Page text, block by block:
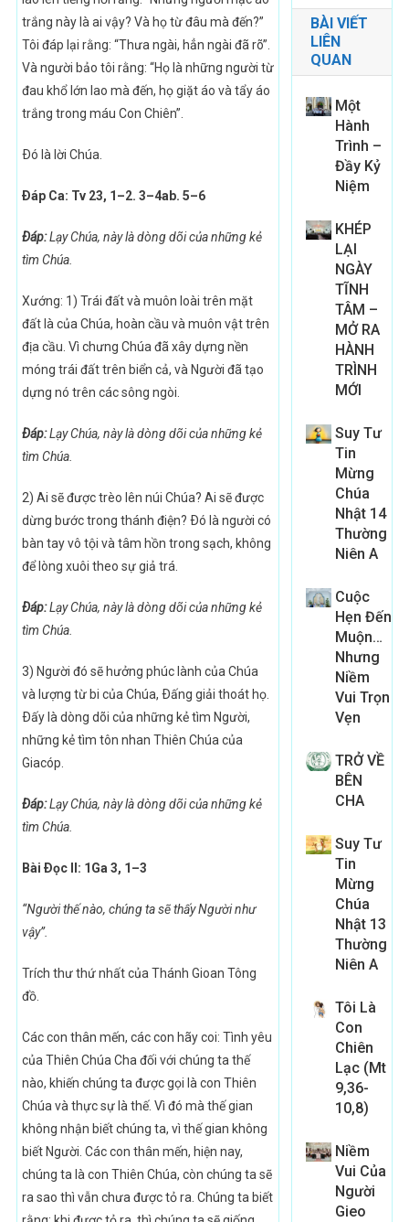
trắng này là ai vậy? Và họ từ đâu mà đến?”
Tôi đáp lại rằng: “Thưa ngài, hẳn ngài đã rõ”.
Và người bảo tôi rằng: “Họ là những người từ
đau khổ lớn lao mà đến, họ giặt áo và tẩy áo
trắng trong máu Con Chiên”.
Ðó là lời Chúa.
Ðáp Ca: Tv 23, 1–2. 3–4ab. 5–6
Ðáp:Lạy Chúa, này là dòng dõi của những kẻ
tìm Chúa.
Xướng: 1) Trái đất và muôn loài trên mặt
đất là của Chúa, hoàn cầu và muôn vật trên
địa cầu. Vì chưng Chúa đã xây dựng nền
móng trái đất trên biển cả, và Người đã tạo
dựng nó trên các sông ngòi.
Ðáp:Lạy Chúa, này là dòng dõi của những kẻ
tìm Chúa.
2) Ai sẽ được trèo lên núi Chúa? Ai sẽ được
dừng bước trong thánh điện? Ðó là người có
bàn tay vô tội và tâm hồn trong sạch, không
để lòng xuôi theo sự giả trá.
Ðáp:Lạy Chúa, này là dòng dõi của những kẻ
tìm Chúa.
3) Người đó sẽ hưởng phúc lành của Chúa
và lượng từ bi của Chúa, Ðấng giải thoát họ.
Ðấy là dòng dõi của những kẻ tìm Người,
những kẻ tìm tôn nhan Thiên Chúa của
Giacóp.
Ðáp:Lạy Chúa, này là dòng dõi của những kẻ
tìm Chúa.
Bài Ðọc II: 1Ga 3, 1–3
“Người thế nào, chúng ta sẽ thấy Người như
vậy”.
Trích thư thứ nhất của Thánh Gioan Tông
đồ.
Các con thân mến, các con hãy coi: Tình yêu
của Thiên Chúa Cha đối với chúng ta thế
nào, khiến chúng ta được gọi là con Thiên
Chúa và thực sự là thế. Vì đó mà thế gian
không nhận biết chúng ta, vì thế gian không
biết Người. Các con thân mến, hiện nay,
chúng ta là con Thiên Chúa, còn chúng ta sẽ
ra sao thì vẫn chưa được tỏ ra. Chúng ta biết
BÀI VIẾT
LIÊN
QUAN
Một
Hành
Trình –
Đầy Kỷ
Niệm
KHÉP
LẠI
NGÀY
TĨNH
TÂM –
MỞ RA
HÀNH
TRÌNH
MỚI
Suy Tư
Tin
Mừng
Chúa
Nhật 14
Thường
Niên A
Cuộc
Hẹn Đến
Muộn…
Nhưng
Niềm
Vui Trọn
Vẹn
TRỞ VỀ
BÊN
CHA
Suy Tư
Tin
Mừng
Chúa
Nhật 13
Thường
Niên A
Tôi Là
Con
Chiên
Lạc (Mt
9,36-
10,8)
Niềm
Vui Của
Người
Gieo